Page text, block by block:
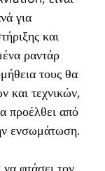
για
και
ραντάρ
τους θα
και τεχνικών,
προέλθει από
ενσωμάτωση.